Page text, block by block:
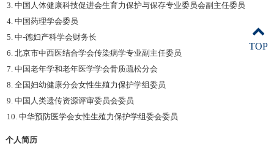
3. 中国人体健康科技促进会生育力保护与保存专业委员会副主任委员
4. 中国药理学会委员
5. 中-德妇产科学会财务长
6. 北京市中西医结合学会传染病学专业副主任委员
7. 中国老年学和老年医学学会骨质疏松分会
8. 全国妇幼健康分会女性生殖力保护学组委员
9. 中国人类遗传资源评审委员会委员
10. 中华预防医学会女性生殖力保护学组委会委员
个人简历
TOP